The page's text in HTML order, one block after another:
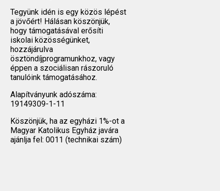
Tegyünk idén is egy közös lépést
a jövőért! Hálásan köszönjük,
hogy támogatásával erősíti
iskolai közösségünket,
hozzájárulva
ösztöndíjprogramunkhoz, vagy
éppen a szociálisan rászoruló
tanulóink támogatásához.
Alapítványunk adószáma:
19149309-1-11
Köszönjük, ha az egyházi 1%-ot a
Magyar Katolikus Egyház javára
ajánlja fel: 0011 (technikai szám)